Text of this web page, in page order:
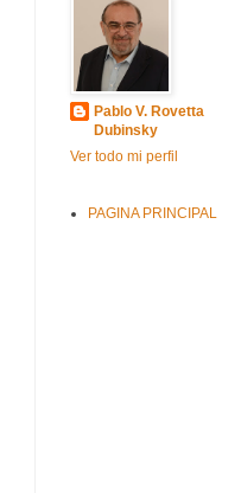
Pablo V. Rovetta
Dubinsky
Ver todo mi perfil
PAGINA PRINCIPAL